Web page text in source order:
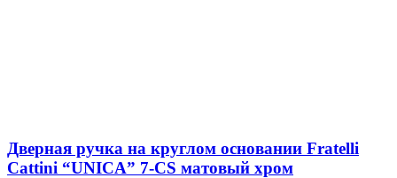
Дверная ручка на круглом основании Fratelli
Cattini “UNICA” 7-CS матовый хром